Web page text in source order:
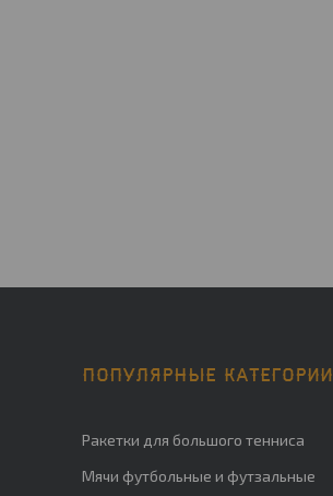
ПОПУЛЯРНЫЕ КАТЕГОРИИ
Ракетки для большого тенниса
Мячи футбольные и футзальные